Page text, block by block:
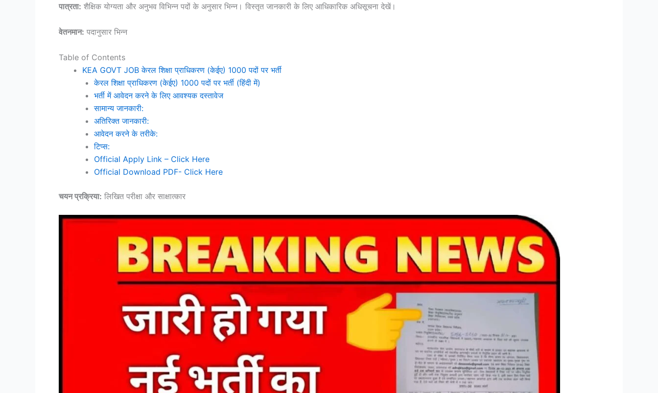
पात्रता: शैक्षिक योग्यता और अनुभव विभिन्न पदों के अनुसार भिन्न। विस्तृत जानकारी के लिए आधिकारिक अधिसूचना देखें।
वेतनमान: पदानुसार भिन्न
Table of Contents
KEA GOVT JOB केरल शिक्षा प्राधिकरण (केईए) 1000 पदों पर भर्ती
केरल शिक्षा प्राधिकरण (केईए) 1000 पदों पर भर्ती (हिंदी में)
भर्ती में आवेदन करने के लिए आवश्यक दस्तावेज
सामान्य जानकारी:
अतिरिक्त जानकारी:
आवेदन करने के तरीके:
टिप्स:
Official Apply Link – Click Here
Official Download PDF- Click Here
चयन प्रक्रिया: लिखित परीक्षा और साक्षात्कार